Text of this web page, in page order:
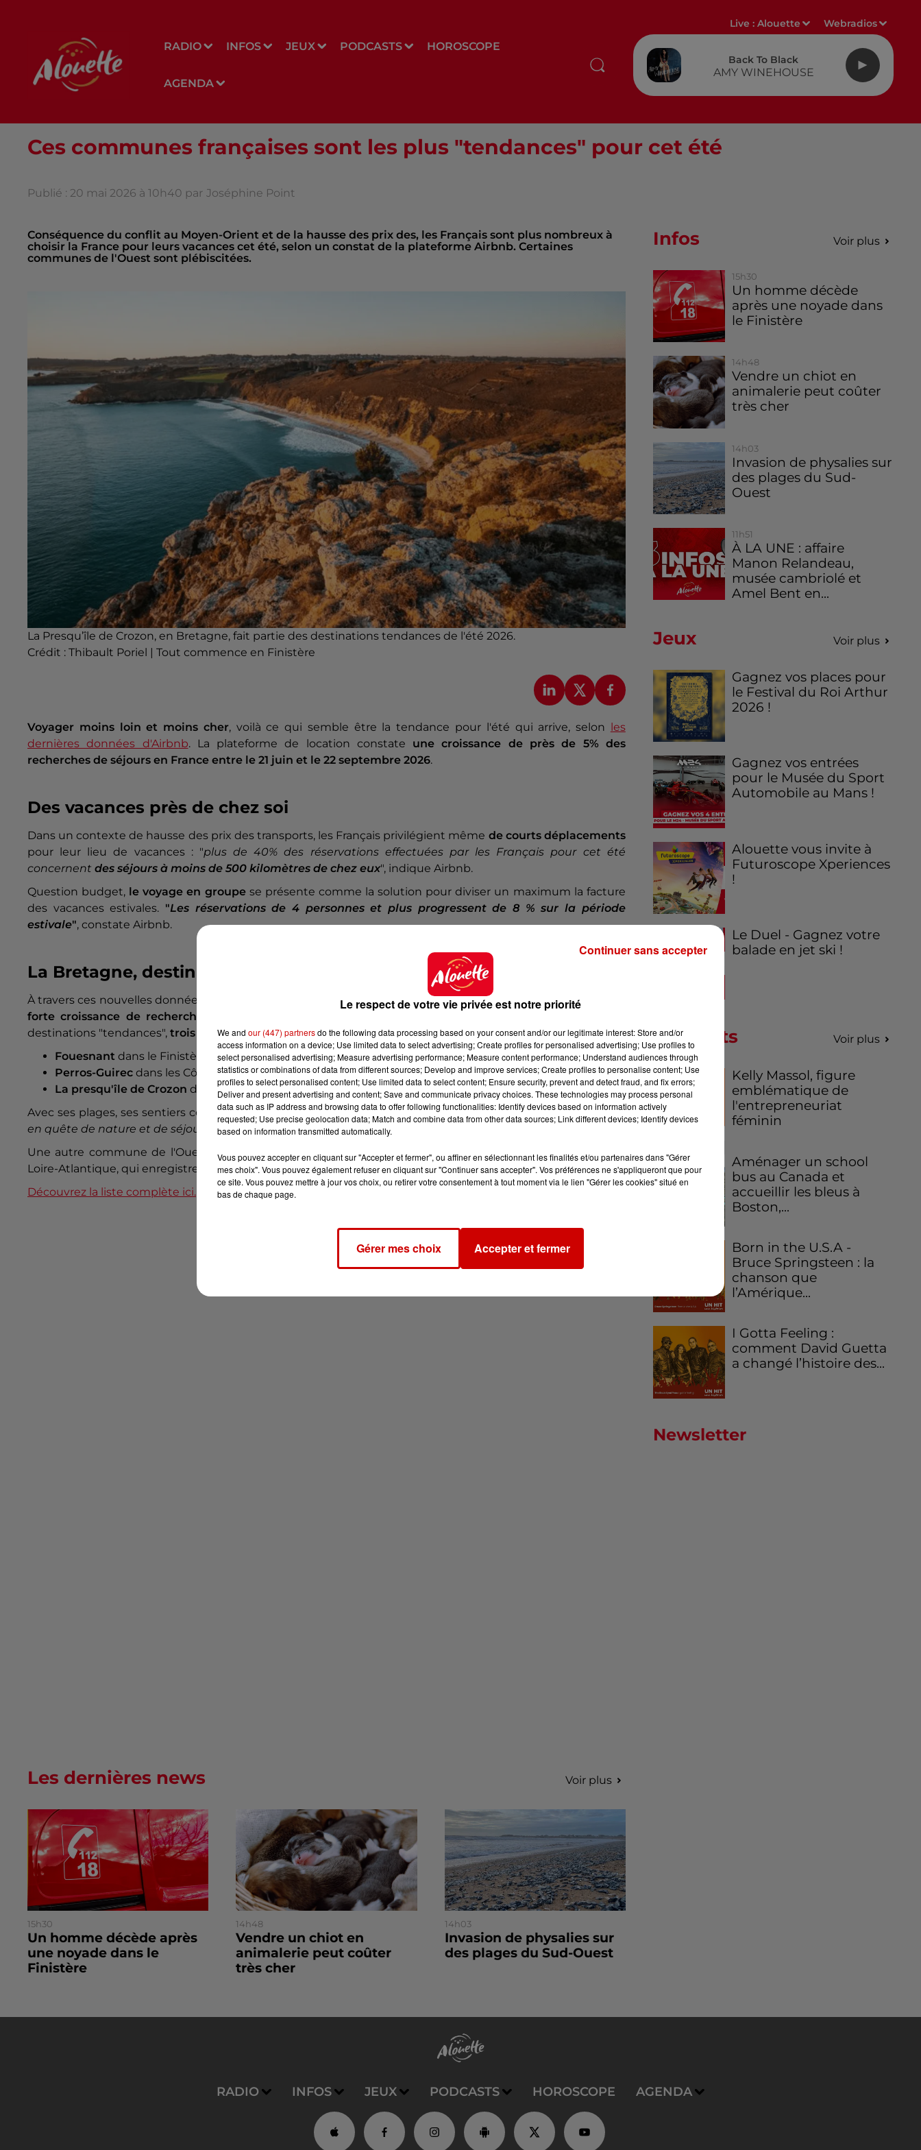
RADIO INFOS JEUX PODCASTS HOROSCOPE
AGENDA
Live :Alouette Webradios
Back To Black
AMY WINEHOUSE
Ces communes françaises sont les plus "tendances" pour cet été
Publié : 20 mai 2026 à 10h40 par Joséphine Point
Conséquence du conflit au Moyen-Orient et de la hausse des prix des, les Français sont plus nombreux à
choisir la France pour leurs vacances cet été, selon un constat de la plateforme Airbnb. Certaines
communes de l'Ouest sont plébiscitées.
La Presqu’île de Crozon, en Bretagne, fait partie des destinations tendances de l'été 2026.
Crédit : Thibault Poriel | Tout commence en Finistère
Voyager moins loin et moins cher, voilà ce qui semble être la tendance pour l'été qui arrive, selon les
dernières données d'Airbnb. La plateforme de location constate une croissance de près de 5% des
recherches de séjours en France entre le 21 juin et le 22 septembre 2026.
Des vacances près de chez soi
Dans un contexte de hausse des prix des transports, les Français privilégient même de courts déplacements
pour leur lieu de vacances : "plus de 40% des réservations effectuées par les Français pour cet été
concernent des séjours à moins de 500 kilomètres de chez eux", indique Airbnb.
Question budget, le voyage en groupese présente comme la solution pour diviser un maximum la facture
des vacances estivales. "Les réservations de 4 personnes et plus progressent de 8 % sur la période
estivale", constate Airbnb.
La Bretagne, destination de l'été
À travers ces nouvelles données, Airbnb dresse
la liste des destinations françaises qui ont enregistré la plus
forte croissance de recherches par les voyageurs français pour l’été 2026
destinations "tendances", trois sont en Bretagne:
Fouesnant dans le Finistère (+48% de hausse du nombre de recherches)
Perros-Guirec dans les Côtes-d'Armor (+39%)
La presqu'île de Crozon dans le Finistère (+37%)
Avec ses plages, ses sentiers côtiers et ses îles, "la Bretagne confirme son attractivité auprès de voyageurs
en quête de nature et de séjours accessibles", ajoute Airbnb.
Une autre commune de l'Ouest figure dans la liste, il s'agit de Saint-Michel-Chef-Chef
, près de Pornic en
Loire-Atlantique, qui enregistre une hausse de 51% de recherches pour l'été 2026 sur le site Airbnb.
Découvrez la liste complète ici.
Infos Voir plus
15h30
Un homme décède
après une noyade dans
le Finistère
14h48
Vendre un chiot en
animalerie peut coûter
très cher
14h03
Invasion de physalies sur
des plages du Sud-
Ouest
11h51
À LA UNE : affaire
Manon Relandeau,
musée cambriolé et
Amel Bent en...
Jeux Voir plus
Gagnez vos places pour
le Festival du Roi Arthur
2026 !
Gagnez vos entrées
pour le Musée du Sport
Automobile au Mans !
Alouette vous invite à
Futuroscope Xperiences
!
Le Duel - Gagnez votre
balade en jet ski !
Podcasts Voir plus
Kelly Massol, figure
emblématique de
l'entrepreneuriat
féminin
Aménager un school
bus au Canada et
accueillir les bleus à
Boston,...
Born in the U.S.A -
Bruce Springsteen : la
chanson que
l’Amérique...
I Gotta Feeling :
comment David Guetta
a changé l’histoire des...
Newsletter
Les dernières news Voir plus
15h30
Un homme décède après
une noyade dans le
Finistère
14h48
Vendre un chiot en
animalerie peut coûter
très cher
14h03
Invasion de physalies sur
des plages du Sud-Ouest
RADIO INFOS JEUX PODCASTS HOROSCOPE AGENDA
Le respect de votre vie privée est notre priorité
We and our (447) partnersdo the following data processing based on your consent and/or our legitimate interest: Store and/or
access information on a device; Use limited data to select advertising; Create profiles for personalised advertising; Use profiles to
select personalised advertising; Measure advertising performance; Measure content performance; Understand audiences through
statistics or combinations of data from different sources; Develop and improve services; Create profiles to personalise content; Use
profiles to select personalised content; Use limited data to select content; Ensure security, prevent and detect fraud, and fix errors;
Deliver and present advertising and content; Save and communicate privacy choices. These technologies may process personal
data such as IP address and browsing data to offer following functionalities: Identify devices based on information actively
requested; Use precise geolocation data; Match and combine data from other data sources; Link different devices; Identify devices
based on information transmitted automatically.
Vous pouvez accepter en cliquant sur "Accepter et fermer", ou affiner en sélectionnant les finalités et/ou partenaires dans "Gérer
mes choix". Vous pouvez également refuser en cliquant sur "Continuer sans accepter". Vos préférences ne s'appliqueront que pour
ce site. Vous pouvez mettre à jour vos choix, ou retirer votre consentement à tout moment via le lien "Gérer les cookies" situé en
bas de chaque page.
Gérer mes choix Accepter et fermer
Continuer sans accepter